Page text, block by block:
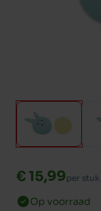
€ 15,99per stuk
Op voorraad